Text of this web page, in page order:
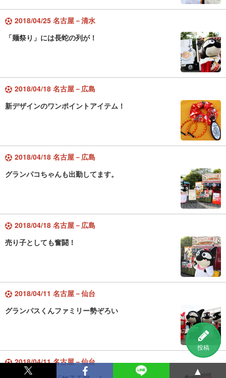
投稿
2018/04/25 名古屋－清水
「麺祭り」には長蛇の列が！
2018/04/18 名古屋－広島
新デザインのワンポイントアイテム！
2018/04/18 名古屋－広島
グランパコちゃんも出勤してます。
2018/04/18 名古屋－広島
売り子としても奮闘！
2018/04/11 名古屋－仙台
グランパスくんファミリー勢ぞろい
2018/04/11 名古屋－仙台
▲